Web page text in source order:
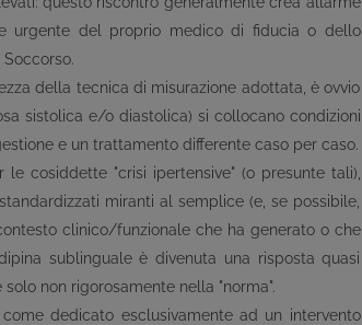
urgente del proprio medico di fiducia o dello
della tecnica di misurazione adottata, è ovvio
sistolica e/o diastolica) si collocano condizioni
e un trattamento differente caso per caso.
cosiddette "crisi ipertensive" (o presunte tali),
miranti al semplice (e, se possibile,
clinico/funzionale che ha generato o che
sublinguale è divenuta una risposta quasi
non rigorosamente nella "norma".
dedicato esclusivamente ad un intervento